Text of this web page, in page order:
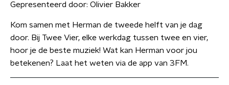
Gepresenteerd door: Olivier Bakker
Kom samen met Herman de tweede helft van je dag
door. Bij Twee Vier, elke werkdag tussen twee en vier,
hoor je de beste muziek! Wat kan Herman voor jou
betekenen? Laat het weten via de app van 3FM.